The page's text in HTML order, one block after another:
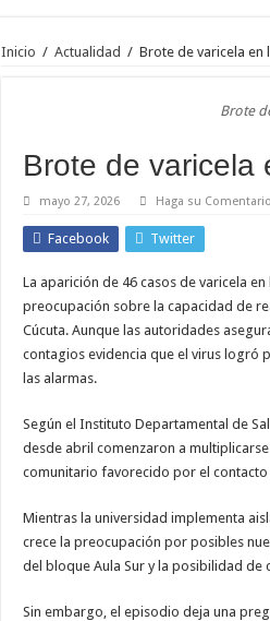
Inicio / Actualidad / Brote de varicela en
Brote
Brote de varicela
mayo 27, 2026 Haga su Comentario
Facebook Twitter
La aparición de 46 casos de varicela
preocupación sobre la capacidad de
Cúcuta. Aunque las autoridades
contagios evidencia que el virus logró
las alarmas.
Según el Instituto Departamental de
desde abril comenzaron a
comunitario favorecido por el contacto
Mientras la universidad implementa
crece la preocupación por posibles
del bloque Aula Sur y la posibilidad de
Sin embargo, el episodio deja una